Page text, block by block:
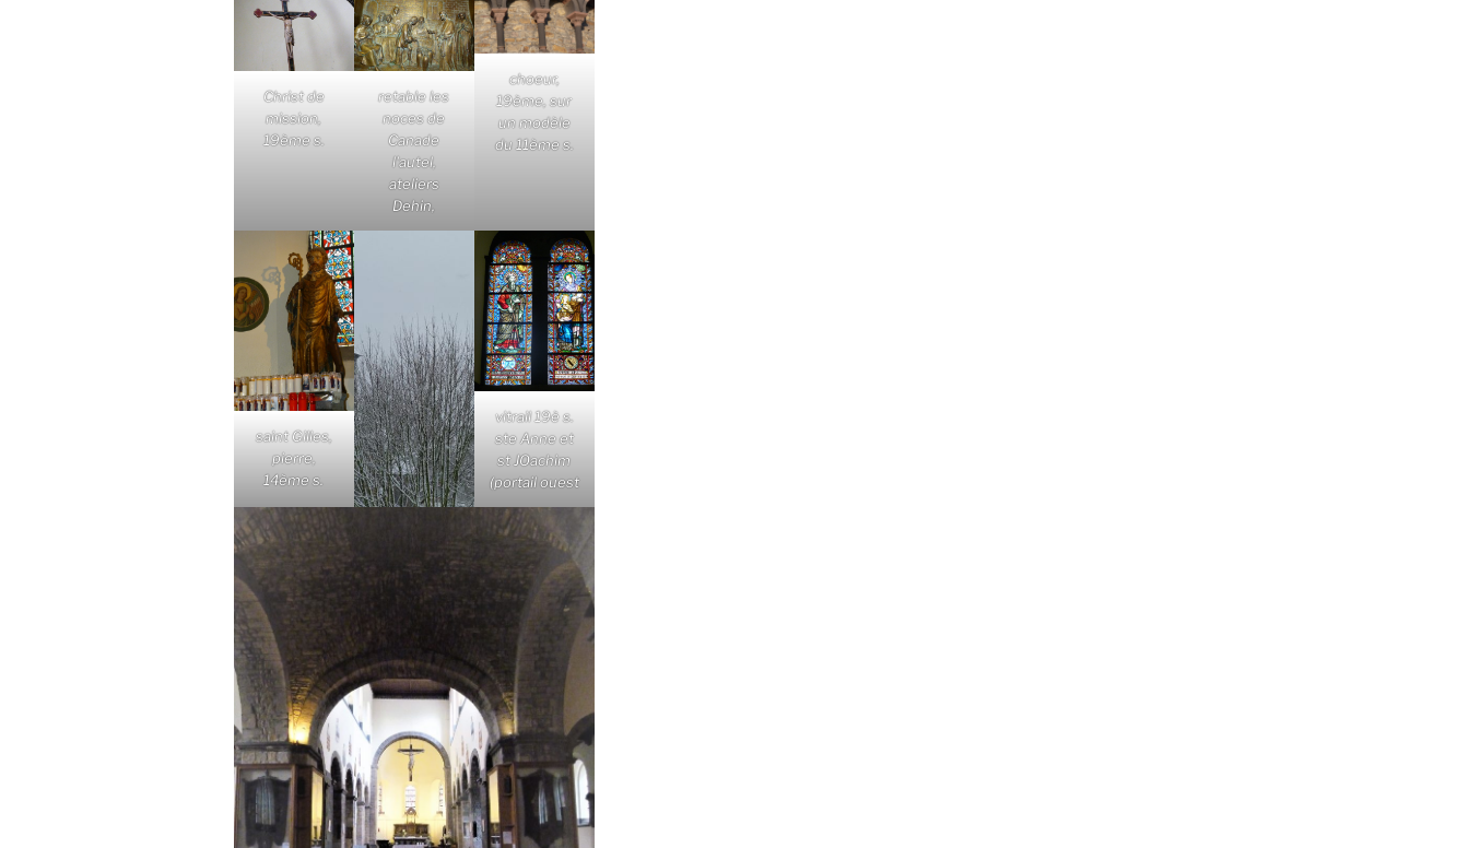
Christ de
mission,
19ème s.
retable les
noces de
Canade
l'autel,
ateliers
Dehin,
choeur,
19ème, sur
un modèle
du 11ème s.
saint Gilles,
pierre,
14ème s.
vitrail 19è s.
ste Anne et
st JOachim
(portail ouest